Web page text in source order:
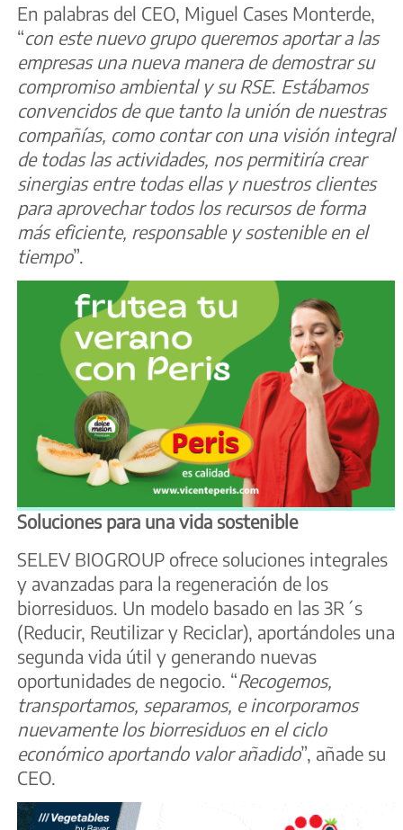
En palabras del CEO, Miguel Cases Monterde,
“con este nuevo grupo queremos aportar a las
empresas una nueva manera de demostrar su
compromiso ambiental y su RSE. Estábamos
convencidos de que tanto la unión de nuestras
compañías, como contar con una visión integral
de todas las actividades, nos permitiría crear
sinergias entre todas ellas y nuestros clientes
para aprovechar todos los recursos de forma
más eficiente, responsable y sostenible en el
tiempo”.
Soluciones para una vida sostenible
SELEV BIOGROUP ofrece soluciones integrales
y avanzadas para la regeneración de los
biorresiduos. Un modelo basado en las 3R´s
(Reducir, Reutilizar y Reciclar), aportándoles una
segunda vida útil y generando nuevas
oportunidades de negocio. “Recogemos,
transportamos, separamos, e incorporamos
nuevamente los biorresiduos en el ciclo
económico aportando valor añadido”, añade su
CEO.